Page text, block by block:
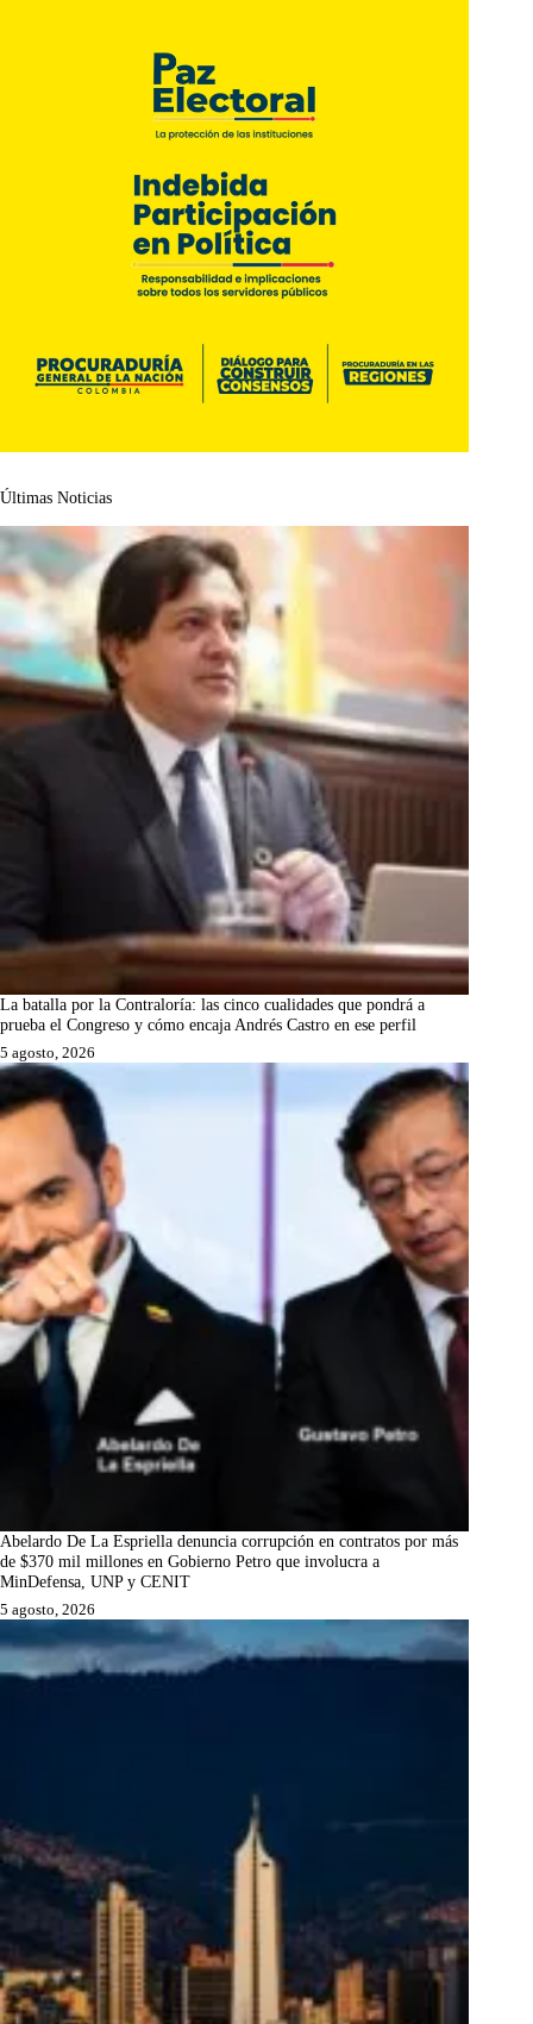
Últimas Noticias
La batalla por la Contraloría: las cinco cualidades que pondrá a
prueba el Congreso y cómo encaja Andrés Castro en ese perfil
5 agosto, 2026
Abelardo De La Espriella denuncia corrupción en contratos por más
de $370 mil millones en Gobierno Petro que involucra a
MinDefensa, UNP y CENIT
5 agosto, 2026